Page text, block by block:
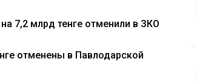
7,2 млрд тенге отменили в ЗКО
отменены в Павлодарской